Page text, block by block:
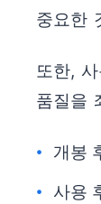
중요한
또한,
품질을
개봉
사용